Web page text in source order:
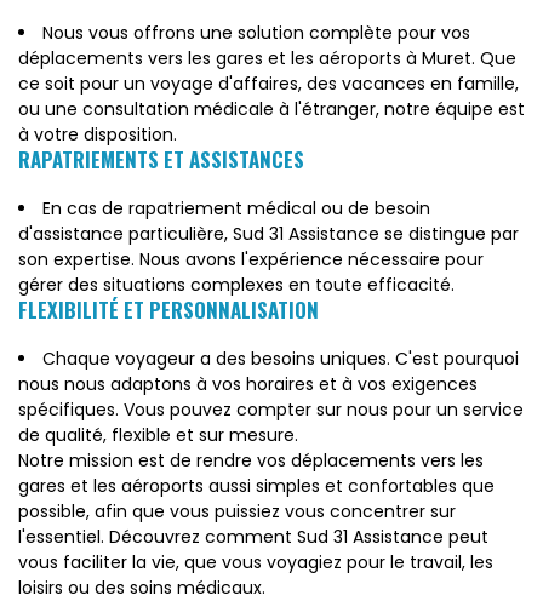
Nous vous offrons une solution complète pour vos
déplacements vers les gares et les aéroports à Muret. Que
ce soit pour un voyage d'affaires, des vacances en famille,
ou une consultation médicale à l'étranger, notre équipe est
à votre disposition.
RAPATRIEMENTS ET ASSISTANCES
En cas de rapatriement médical ou de besoin
d'assistance particulière, Sud 31 Assistance se distingue par
son expertise. Nous avons l'expérience nécessaire pour
gérer des situations complexes en toute efficacité.
FLEXIBILITÉ ET PERSONNALISATION
Chaque voyageur a des besoins uniques. C'est pourquoi
nous nous adaptons à vos horaires et à vos exigences
spécifiques. Vous pouvez compter sur nous pour un service
de qualité, flexible et sur mesure.
Notre mission est de rendre vos déplacements vers les
gares et les aéroports aussi simples et confortables que
possible, afin que vous puissiez vous concentrer sur
l'essentiel. Découvrez comment Sud 31 Assistance peut
vous faciliter la vie, que vous voyagiez pour le travail, les
loisirs ou des soins médicaux.